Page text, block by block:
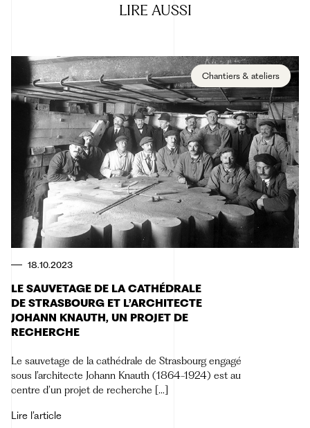
LIRE AUSSI
Chantiers & ateliers
18.10.2023
LE SAUVETAGE DE LA CATHÉDRALE
DE STRASBOURG ET L’ARCHITECTE
JOHANN KNAUTH, UN PROJET DE
RECHERCHE
Le sauvetage de la cathédrale de Strasbourg engagé
sous l’architecte Johann Knauth (1864-1924) est au
centre d’un projet de recherche […]
Lire l’article